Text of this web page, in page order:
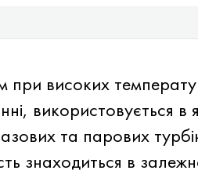
високих
використовується в
та парових
знаходиться в